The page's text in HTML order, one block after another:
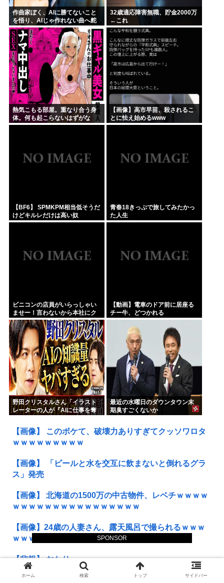
SPONSOR
作曲家ぼく、AIに勝てないこと
を悟り、AIじゃ作れない曲へ舵
を切ることを決断
32歳適応障害無職、貯金2000万
←これ
熱気こもる部屋。重なり合う身
体。何も起こらないはずがな
く……
【画像】高市早苗、殺されるこ
とに怯え始めるwww
【BF6】 SPMKPM相当低そうだ
けどキルレだけは高い奴
青春18きっぷで旅してみたかっ
た人生
ビニコンの店員がいらっしゃい
ませー！言わないから本社にク
レームいれてやりましたよ！
www
【動画】電車のドア前に居座る
チー牛、どつかれる
野田クリスタルさん「イラスト
レーターの人が『AIに仕事を奪
なた達は"仕事を奪う側"じゃな
い？」
最近の水曜日のダウンタウン末
期臭すごくないか
【画像】 このボケて、破壊力ありすぎてクッソワロタ
ｗｗｗｗｗｗｗｗｗ
【画像】 「ビールと水を交互に飲まないと倒れるグラ
ス」発売
【画像】 北海道の1500万の中古物件、レベチｗｗｗｗ
ｗｗｗｗｗｗｗｗｗｗｗｗｗｗｗｗ
【画像】24歳の人妻さん、露天風呂で撮られるｗｗｗ
ｗｗｗｗｗｗｗｗｗｗｗｗｗｗ
【悲報】 おわり。
【驚愕】 社内で「これ」のやり取りしてたら逮捕され
ホーム 検索 トップ サイドバー